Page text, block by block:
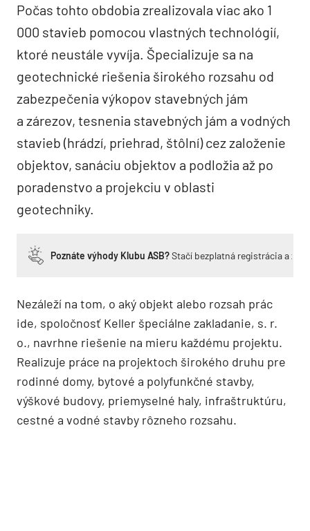
Počas tohto obdobia zrealizovala viac ako 1
000 stavieb pomocou vlastných technológií,
ktoré neustále vyvíja. Špecializuje sa na
geotechnické riešenia širokého rozsahu od
zabezpečenia výkopov stavebných jám
a zárezov, tesnenia stavebných jám a vodných
stavieb (hrádzí, priehrad, štôlní) cez založenie
objektov, sanáciu objektov a podložia až po
poradenstvo a projekciu v oblasti
geotechniky.
Poznáte výhody Klubu ASB?Stačí bezplatná registrácia a
Nezáleží na tom, o aký objekt alebo rozsah prác
ide, spoločnosť Keller špeciálne zakladanie, s. r.
o., navrhne riešenie na mieru každému projektu.
Realizuje práce na projektoch širokého druhu pre
rodinné domy, bytové a polyfunkčné stavby,
výškové budovy, priemy­selné haly, infraštruktúru,
cestné a vodné stavby rôzneho rozsahu.